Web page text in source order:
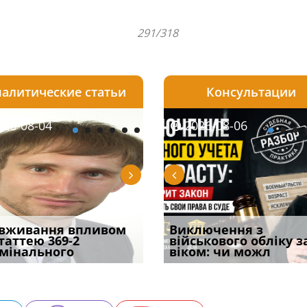
291/318
06
встановив для
шкоди
2026-08-06
Документи, на яких не
проставляється
апостиль: пер
статьи
08-04
впливом
369-2
2026-08-04
Переоформлення
відстрочки за іншою
підставою: нов
Консультации
2026-08-05
захисту у
я
2026-08-06
Виключення з
військового обліку
віком: чи можл
2026-07-30
Восьмий ААС
підтвердив, що
може скас